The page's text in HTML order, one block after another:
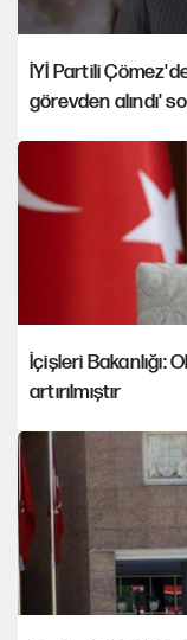
İYİ Partili
görevden alındı'
İçişleri Bakanlığı:
artırılmıştır